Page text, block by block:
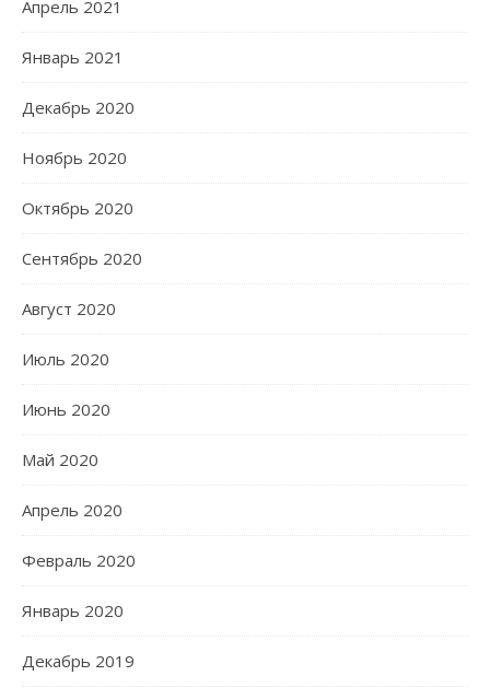
Апрель 2021
Январь 2021
Декабрь 2020
Ноябрь 2020
Октябрь 2020
Сентябрь 2020
Август 2020
Июль 2020
Июнь 2020
Май 2020
Апрель 2020
Февраль 2020
Январь 2020
Декабрь 2019